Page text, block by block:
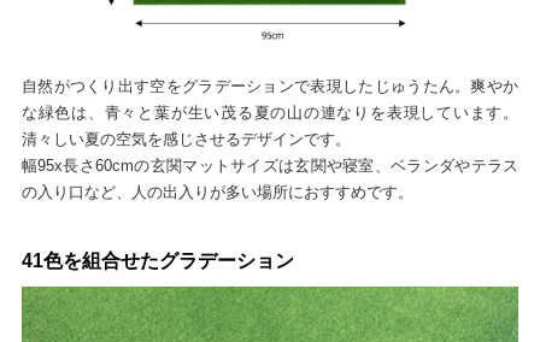
自然がつくり出す空をグラデーションで表現したじゅうたん。爽やか
な緑色は、青々と葉が生い茂る夏の山の連なりを表現しています。
清々しい夏の空気を感じさせるデザインです。
幅95x長さ60cmの玄関マットサイズは玄関や寝室、ベランダやテラス
の入り口など、人の出入りが多い場所におすすめです。
41色を組合せたグラデーション